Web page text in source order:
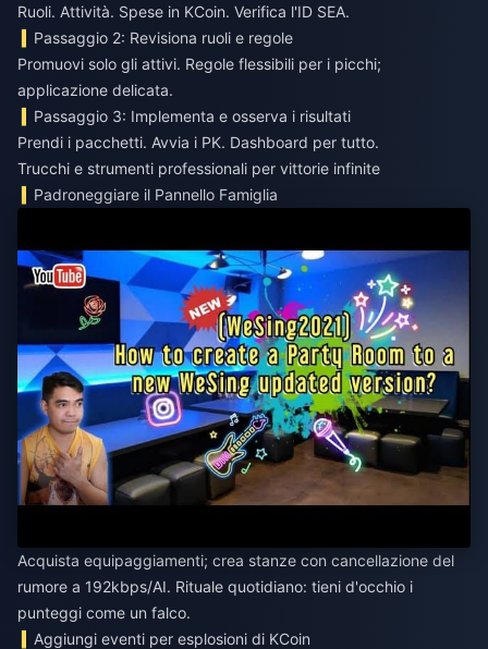
Ruoli. Attività. Spese in KCoin. Verifica l'ID SEA.
Passaggio 2: Revisiona ruoli e regole
Promuovi solo gli attivi. Regole flessibili per i picchi;
applicazione delicata.
Passaggio 3: Implementa e osserva i risultati
Prendi i pacchetti. Avvia i PK. Dashboard per tutto.
Trucchi e strumenti professionali per vittorie infinite
Padroneggiare il Pannello Famiglia
Acquista equipaggiamenti; crea stanze con cancellazione del
rumore a 192kbps/AI. Rituale quotidiano: tieni d'occhio i
punteggi come un falco.
Aggiungi eventi per esplosioni di KCoin